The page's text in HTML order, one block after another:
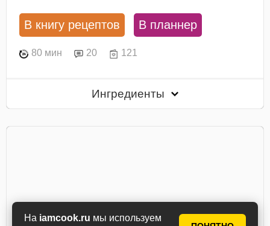
На iamcook.ru мы используем
В книгу рецептов В планнер
80 мин 20 121
Ингредиенты